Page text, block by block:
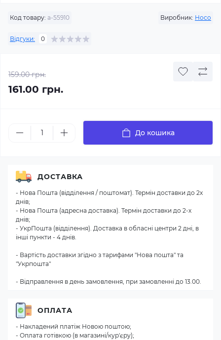
Код товару: a-55910 Виробник: Hoco
Відгуки: 0
159.00 грн.
161.00 грн.
До кошика
ДОСТАВКА
- Нова Пошта (відділення / поштомат). Термін доставки до 2х
днів;
- Нова Пошта (адресна доставка). Термін доставки до 2-х
днів;
- УкрПошта (відділення). Доставка в обласні центри 2 дні, в
інші пункти - 4 днів.
- Вартість доставки згідно з тарифами "Нова пошта" та
"Укрпошта"
- Відправлення в день замовлення, при замовленні до 13.00.
ОПЛАТА
- Накладений платіж Новою поштою;
- Оплата готівкою (в магазині/кур'єру);